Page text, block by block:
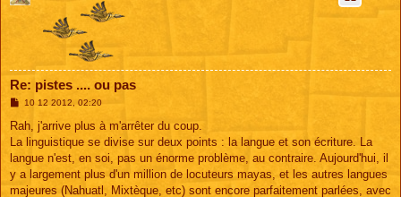
Re: pistes .... ou pas
M
s
a
g
10 12 2012, 02:20
Rah, j'arrive plus à m'arrêter du coup.
La linguistique se divise sur deux points : la langue et son écriture. La
langue n'est, en soi, pas un énorme problème, au contraire. Aujourd'hui, il
y a largement plus d'un million de locuteurs mayas, et les autres langues
majeures (Nahuatl, Mixtèque, etc) sont encore parfaitement parlées, avec